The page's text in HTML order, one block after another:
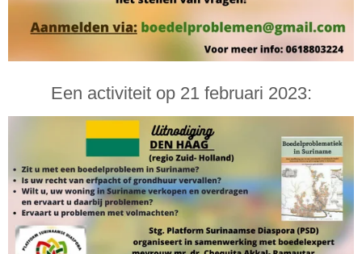
Een activiteit op 21 februari 2023: